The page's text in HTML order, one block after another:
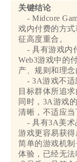
关键结论
- Midcore
戏内付费的方
征高度重合。
- 具有游戏内
Web3游戏中的
产、规则和理念
- 3A游戏不适
目标群体所追
同时，3A游戏
清晰，不适应当
- 具有3A美术
游戏更容易获得
简单的游戏机
体验，已经无